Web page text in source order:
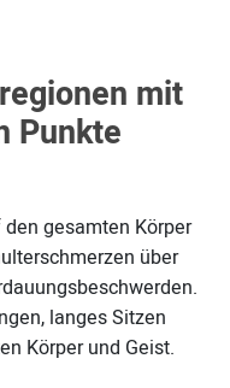
mit
Punkte
gesamten Körper
über
langes Sitzen
Körper und Geist.